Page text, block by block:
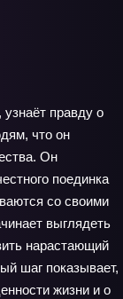
правду о
что он
Он
поединка
со своими
выглядеть
нарастающий
шаг показывает,
жизни и о